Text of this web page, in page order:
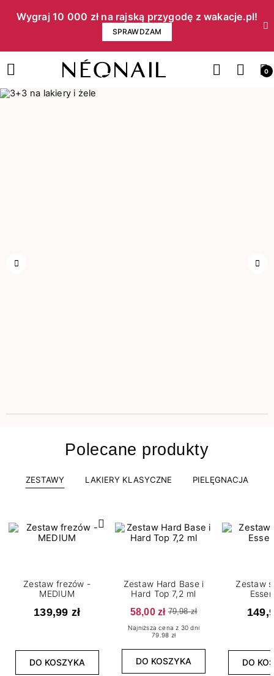
Wygraj 10 000 zł na rajską przygodę z wakacje.pl!​
SPRAWDZAM
0
Polecane produkty
ZESTAWY LAKIERY KLASYCZNE PIELĘGNACJA
Zestaw frezów -
MEDIUM
139,99 zł
DO KOSZYKA
Zestaw Hard Base i
Hard Top 7,2 ml
58,00 zł 79,98 zł
Najniższa cena z 30 dni
79.98 zł
DO KOSZYKA
Zestaw
DO